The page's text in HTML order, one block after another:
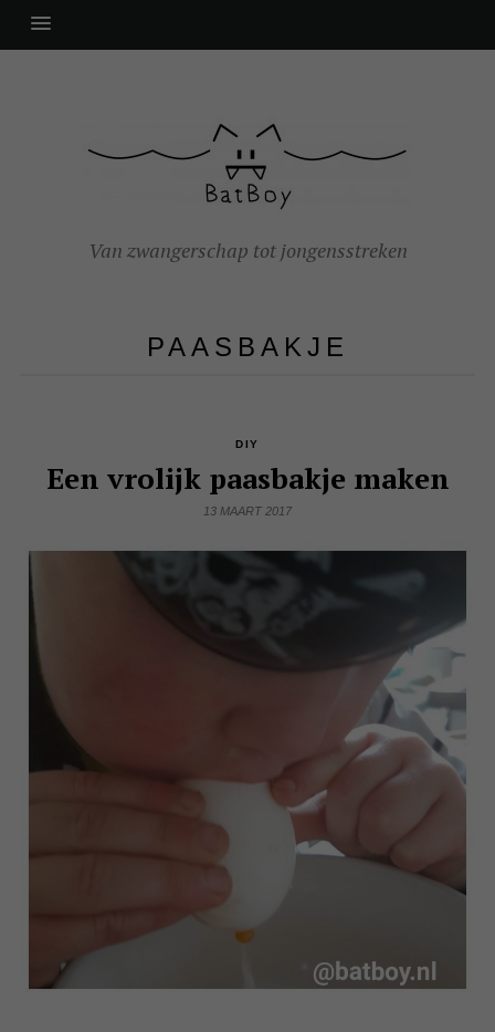
Van zwangerschap tot jongensstreken
PAASBAKJE
DIY
Een vrolijk paasbakje maken
13 MAART 2017